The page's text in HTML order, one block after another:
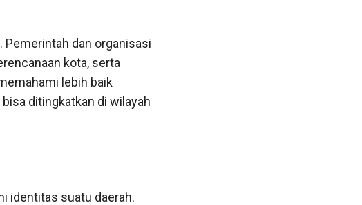
Pemerintah dan organisasi
kota, serta
lebih baik
ditingkatkan di wilayah
identitas suatu daerah.